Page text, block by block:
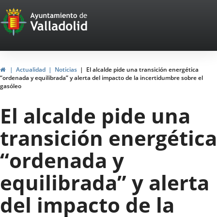
Portal
Web
del
Ayuntamiento
de
Valladolid
InicioActualidad Noticias
El alcalde pide una transición energética
“ordenada y equilibrada” y alerta del impacto de la incertidumbre sobre el
gasóleo
El alcalde pide una
transición energética
“ordenada y
equilibrada” y alerta
del impacto de la